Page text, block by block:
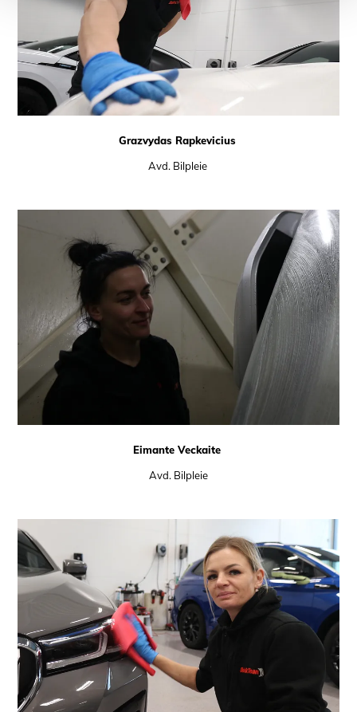
Grazvydas Rapkevicius
Avd. Bilpleie
Eimante Veckaite
Avd. Bilpleie